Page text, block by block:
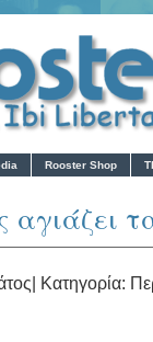
Rooster Shop
αγιάζει
| Κατηγορία: